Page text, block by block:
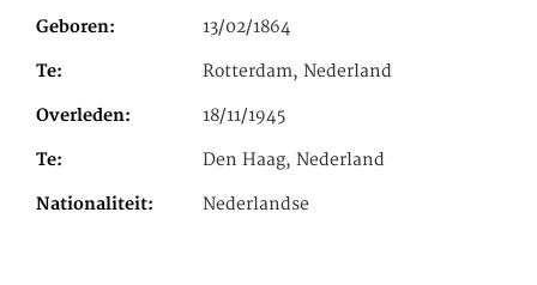
Geboren 13/02/1864
Te Rotterdam, Nederland
Overleden 18/11/1945
Te Den Haag, Nederland
Nationaliteit Nederlandse